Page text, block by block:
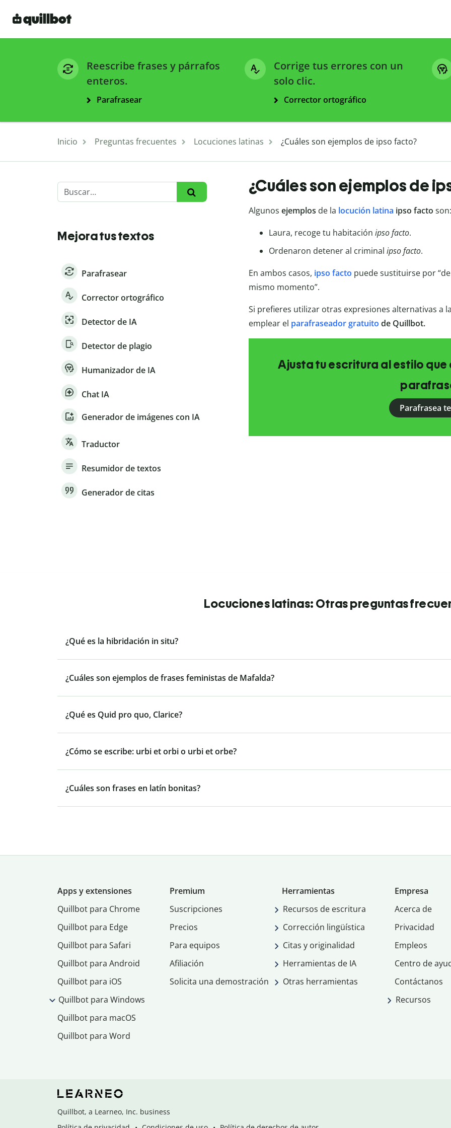
Reescribe frases y párrafos
enteros.
Parafrasear
Corrige tus errores con un
solo clic.
Corrector ortográfico
Inicio Preguntas frecuentes Locuciones latinas ¿Cuáles son ejemplos de ipso facto?
Mejora tus textos
Parafrasear
Corrector ortográfico
Detector de IA
Detector de plagio
Humanizador de IA
Chat IA
Generador de imágenes con IA
Traductor
Resumidor de textos
Generador de citas
¿Cuáles son ejemplos de
Algunos ejemplos de la locución latina ipso facto son:
Laura, recoge tu habitación ipso facto.
Ordenaron detener al criminal ipso facto.
En ambos casos, ipso facto puede sustituirse por
mismo momento”.
Si prefieres utilizar otras expresiones alternativas a
emplear el parafraseador gratuito de Quillbot.
Ajusta tu escritura al estilo
Parafrasea
Locuciones latinas: Otras preguntas
¿Qué es la hibridación in situ?
¿Cuáles son ejemplos de frases feministas de Mafalda?
¿Qué es Quid pro quo, Clarice?
¿Cómo se escribe: urbi et orbi o urbi et orbe?
¿Cuáles son frases en latín bonitas?
Apps y extensiones
Quillbot para Chrome
Quillbot para Edge
Quillbot para Safari
Quillbot para Android
Quillbot para iOS
Quillbot para Windows
Quillbot para macOS
Quillbot para Word
Premium
Suscripciones
Precios
Para equipos
Afiliación
Solicita una demostración
Herramientas
Recursos de escritura
Corrección lingüística
Citas y originalidad
Herramientas de IA
Otras herramientas
Empresa
Acerca de
Privacidad
Empleos
Centro de
Contáctanos
Recursos
Quillbot, a Learneo, Inc. business